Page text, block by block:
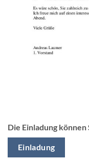
Die Einladung
Einladung